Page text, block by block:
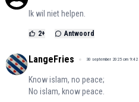
Ik wil niet helpen.
2+ Antwoord
LangeFries 30 september 2025 om 9:42
Know islam, no peace;
No islam, know peace.